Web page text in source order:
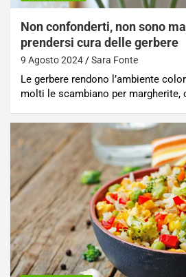
Non confonderti, non sono
prendersi cura delle gerbere
9 Agosto 2024 Sara Fonte
Le gerbere rendono l’ambiente
molti le scambiano per margherite,